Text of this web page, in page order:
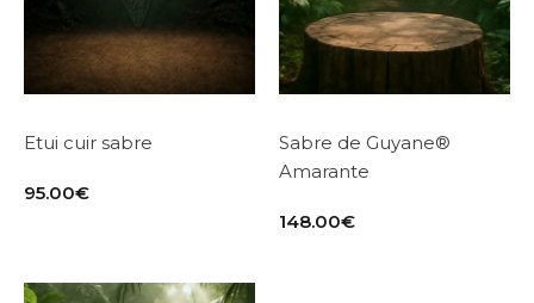
Etui cuir sabre
95.00€
Sabre de Guyane®
Amarante
148.00€